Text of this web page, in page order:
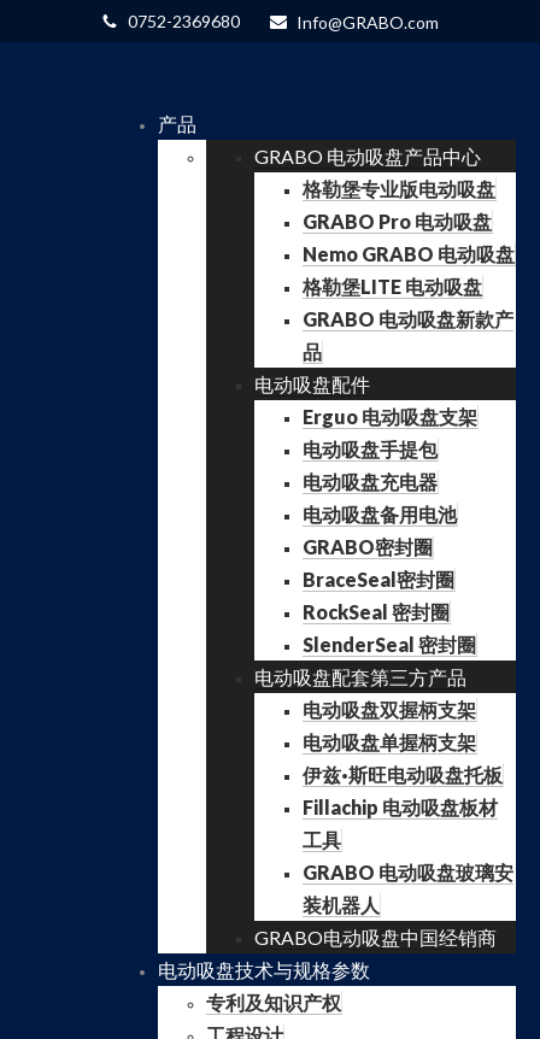
0752-2369680 Info@GRABO.com
产品
GRABO 电动吸盘产品中心
格勒堡专业版电动吸盘
GRABO Pro 电动吸盘
Nemo GRABO 电动吸盘
格勒堡LITE 电动吸盘
GRABO 电动吸盘新款产
品
电动吸盘配件
Erguo 电动吸盘支架
电动吸盘手提包
电动吸盘充电器
电动吸盘备用电池
GRABO密封圈
BraceSeal密封圈
RockSeal 密封圈
SlenderSeal 密封圈
电动吸盘配套第三方产品
电动吸盘双握柄支架
电动吸盘单握柄支架
伊兹·斯旺电动吸盘托板
Fillachip 电动吸盘板材
工具
GRABO 电动吸盘玻璃安
装机器人
GRABO电动吸盘中国经销商
电动吸盘技术与规格参数
专利及知识产权